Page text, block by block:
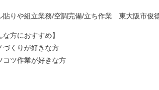
貼りや組立業務/空調完備/立ち作業 東大阪市俊
な方におすすめ】
づくりが好きな方
コツ作業が好きな方